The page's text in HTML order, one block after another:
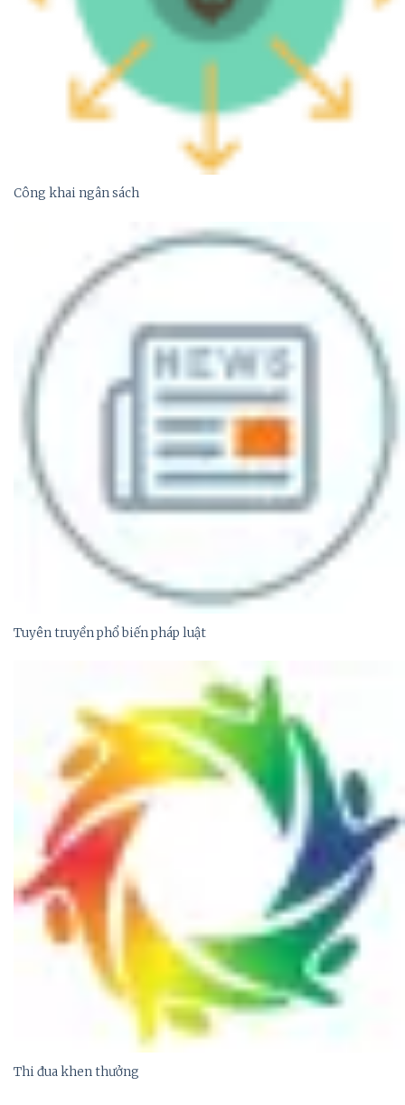
Công khai ngân sách
Tuyên truyền phổ biến pháp luật
Thi đua khen thưởng